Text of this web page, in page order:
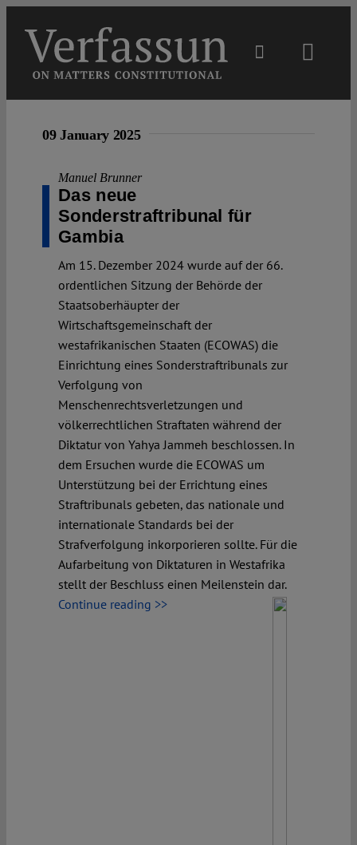
content
Main
Authors
Spotlight
09 January 2025
Manuel Brunner
Das neue
Sonderstraftribunal für
Gambia
Am 15. Dezember 2024 wurde auf der 66.
ordentlichen Sitzung der Behörde der
Staatsoberhäupter der
Wirtschaftsgemeinschaft der
westafrikanischen Staaten (ECOWAS) die
Einrichtung eines Sonderstraftribunals zur
Verfolgung von
Menschenrechtsverletzungen und
völkerrechtlichen Straftaten während der
Diktatur von Yahya Jammeh beschlossen. In
dem Ersuchen wurde die ECOWAS um
Unterstützung bei der Errichtung eines
Straftribunals gebeten, das nationale und
internationale Standards bei der
Strafverfolgung inkorporieren sollte. Für die
Aufarbeitung von Diktaturen in Westafrika
stellt der Beschluss einen Meilenstein dar.
Continue reading >>